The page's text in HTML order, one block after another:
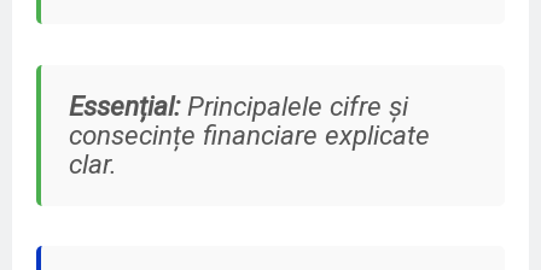
Essențial:Principalele cifre și
consecințe financiare explicate
clar.